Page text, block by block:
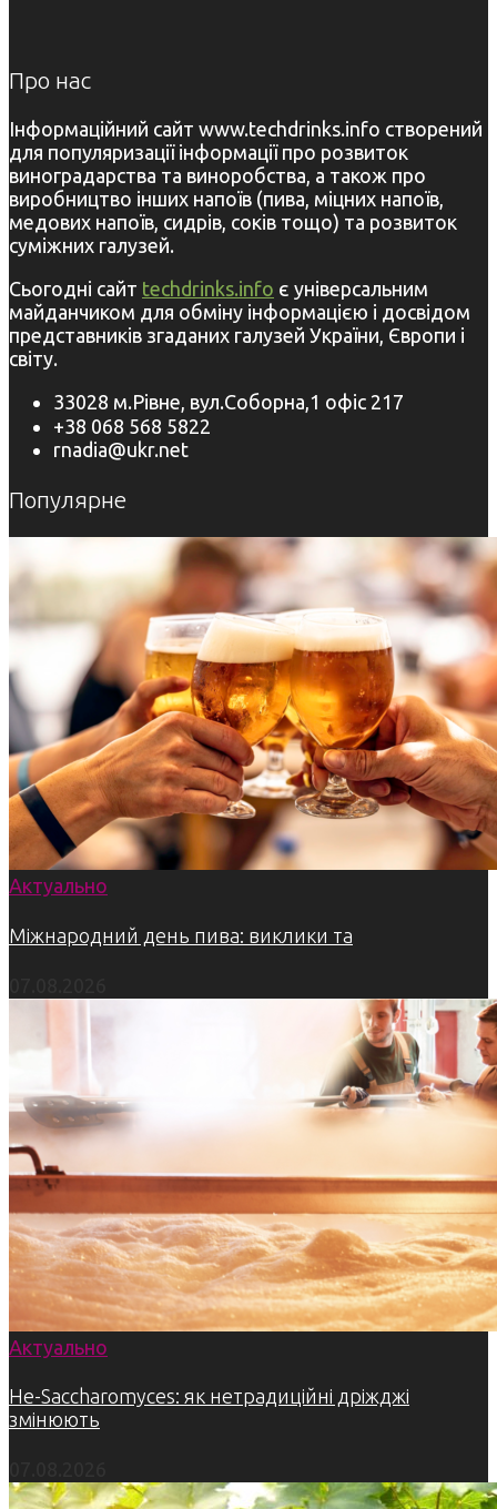
Про нас
Інформаційний сайт www.techdrinks.info створений
для популяризації інформації про розвиток
виноградарства та виноробства, а також про
виробництво інших напоїв (пива, міцних напоїв,
медових напоїв, сидрів, соків тощо) та розвиток
суміжних галузей.
Сьогодні сайт techdrinks.info є універсальним
майданчиком для обміну інформацією і досвідом
представників згаданих галузей України, Європи і
світу.
33028 м.Рівне, вул.Соборна,1 офіс 217
+38 068 568 5822
rnadia@ukr.net
Популярне
Актуально
Міжнародний день пива: виклики та
Актуально
Не-Saccharomyces: як нетрадиційні дріжджі
змінюють